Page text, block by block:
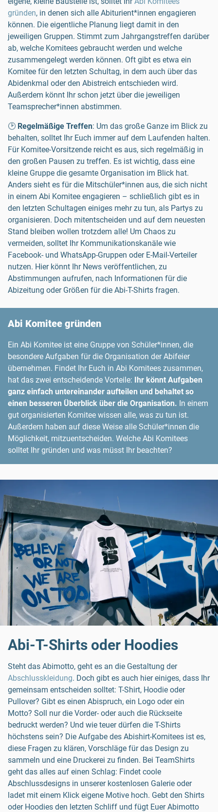
gründen, in denen sich alle Abiturient*innen engagieren
können. Die eigentliche Planung liegt damit in den
jeweiligen Gruppen. Stimmt zum Jahrgangstreffen darüber
ab, welche Komitees gebraucht werden und welche
zusammengelegt werden können. Oft gibt es etwa ein
Komitee für den letzten Schultag, in dem auch über das
Abidenkmal oder den Abistreich entschieden wird.
Außerdem könnt Ihr schon jetzt über die jeweiligen
Teamsprecher*innen abstimmen.
🕑 Regelmäßige Treffen: Um das große Ganze im Blick zu
behalten, solltet Ihr Euch immer auf dem Laufenden halten.
Für Komitee-Vorsitzende reicht es aus, sich regelmäßig in
den großen Pausen zu treffen. Es ist wichtig, dass eine
kleine Gruppe die gesamte Organisation im Blick hat.
Anders sieht es für die Mitschüler*innen aus, die sich nicht
in einem Abi Komitee engagieren – schließlich gibt es in
den letzten Schultagen einiges mehr zu tun, als Partys zu
organisieren. Doch mitentscheiden und auf dem neuesten
Stand bleiben wollen trotzdem alle! Um Chaos zu
vermeiden, solltet Ihr Kommunikationskanäle wie
Facebook- und WhatsApp-Gruppen oder E-Mail-Verteiler
nutzen. Hier könnt Ihr News veröffentlichen, zu
Abstimmungen aufrufen, nach Informationen für die
Abizeitung oder Größen für die Abi-T-Shirts fragen.
Abi Komitee gründen
Ein Abi Komitee ist eine Gruppe von Schüler*innen, die
besondere Aufgaben für die Organisation der Abifeier
übernehmen. Findet Ihr Euch in Abi Komitees zusammen,
hat das zwei entscheidende Vorteile: Ihr könnt Aufgaben
ganz einfach untereinander aufteilen und behaltet so
einen besseren Überblick über die Organisation. In einem
gut organisierten Komitee wissen alle, was zu tun ist.
Außerdem haben auf diese Weise alle Schüler*innen die
Möglichkeit, mitzuentscheiden. Welche Abi Komitees
solltet Ihr gründen und was müsst Ihr beachten?
Abi-T-Shirts oder Hoodies
Steht das Abimotto, geht es an die Gestaltung der
Abschlusskleidung. Doch gibt es auch hier einiges, dass Ihr
gemeinsam entscheiden solltet: T-Shirt, Hoodie oder
Pullover? Gibt es einen Abispruch, ein Logo oder ein
Motto? Soll nur die Vorder- oder auch die Rückseite
bedruckt werden? Und wie teuer dürfen die T-Shirts
höchstens sein? Die Aufgabe des Abishirt-Komitees ist es,
diese Fragen zu klären, Vorschläge für das Design zu
sammeln und eine Druckerei zu finden. Bei TeamShirts
geht das alles auf einen Schlag: Findet coole
Abschlussdesigns in unserer kostenlosen Galerie oder
ladet mit einem Klick eigene Motive hoch. Gebt den Shirts
oder Hoodies den letzten Schliff und fügt Euer Abimotto